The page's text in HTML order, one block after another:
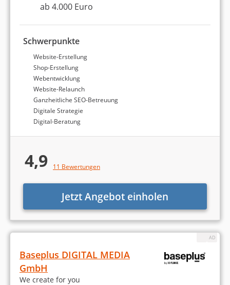
Amazon
Entwicklung einer Digital-Strategie
Content-Marketing
Werbung & Marketing
Corporate Design / Brand Design
ab 4.000 Euro
Schwerpunkte
Website-Erstellung
Shop-Erstellung
Webentwicklung
Website-Relaunch
Ganzheitliche SEO-Betreuung
Digitale Strategie
Digital-Beratung
4,9 11 Bewertungen
Jetzt Angebot einholen
Baseplus DIGITAL MEDIA
GmbH
We create for you